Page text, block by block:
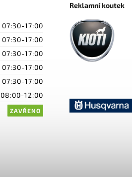
07:30-17:00
07:30-17:00
07:30-17:00
07:30-17:00
07:30-17:00
08:00-12:00
ZAVŘENO
Reklamní koutek